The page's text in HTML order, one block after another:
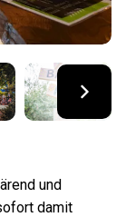
und
damit